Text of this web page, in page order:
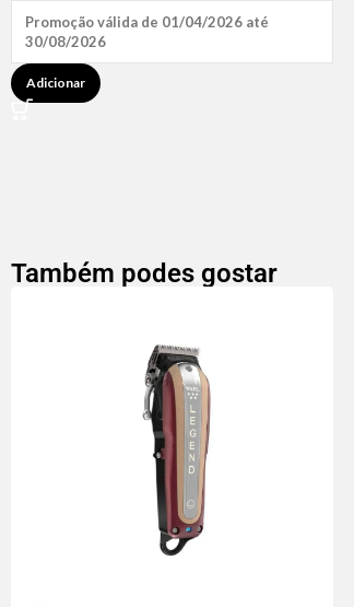
Promoção válida de 01/04/2026 até
30/08/2026
Adicionar
Também podes gostar